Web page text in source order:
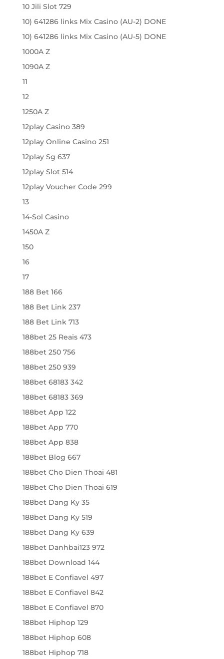
10 Jili Slot 729
10) 641286 links Mix Casino (AU-2) DONE
10) 641286 links Mix Casino (AU-5) DONE
1000A Z
1090A Z
11
12
1250A Z
12play Casino 389
12play Online Casino 251
12play Sg 637
12play Slot 514
12play Voucher Code 299
13
14-Sol Casino
1450A Z
150
16
17
188 Bet 166
188 Bet Link 237
188 Bet Link 713
188bet 25 Reais 473
188bet 250 756
188bet 250 939
188bet 68183 342
188bet 68183 369
188bet App 122
188bet App 770
188bet App 838
188bet Blog 667
188bet Cho Dien Thoai 481
188bet Cho Dien Thoai 619
188bet Dang Ky 35
188bet Dang Ky 519
188bet Dang Ky 639
188bet Danhbai123 972
188bet Download 144
188bet E Confiavel 497
188bet E Confiavel 842
188bet E Confiavel 870
188bet Hiphop 129
188bet Hiphop 608
188bet Hiphop 718